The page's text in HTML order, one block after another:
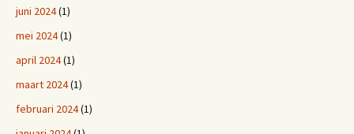
juni 2024(1)
mei 2024(1)
april 2024(1)
maart 2024(1)
februari 2024(1)